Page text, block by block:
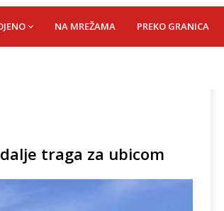
NA MREŽAMA PREKO GRANICA
traga za ubicom